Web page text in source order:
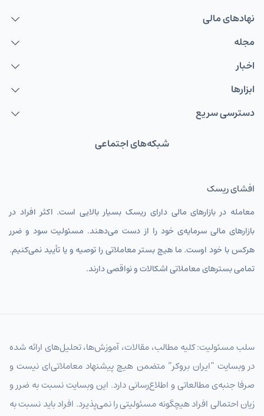
نهاد‌های مالی
مجله
اخبار
ابزارها
دسترسی سریع
شبکه‌های اجتماعی
افشای ریسک
معامله در بازارهای مالی دارای ریسک بسیار بالایی است. اکثر افراد در
بازارهای مالی سرمایه‌ی خود را از دست می‌دهند. مسئولیت سود و ضرر
هرکس با خود اوست. ما هیچ بستر معاملاتی را توصیه و یا تأیید نمی‌کنیم.
تمامی بسترهای معاملاتی اشکالات و نواقصی دارند.
سلب مسئولیت: کلیه مطالب، مقالات، آموزش‌ها، تحلیل‌های ارائه شده
در وبسایت “ایران بروکر” متضمن هیچ پیشنهاد معاملاتی‌ای نیست و
صرفا جنبه‌ی مطالعاتی و اطلاع‌رسانی دارد. این وبسایت نسبت به ضرر و
زیان احتمالی افراد هیچگونه مسئولیتی را نمی‌پذیرد. افراد باید نسبت به